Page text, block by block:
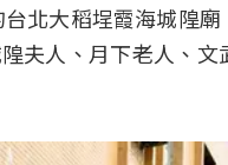
北大稻埕霞海城隍
夫人、月下老人、